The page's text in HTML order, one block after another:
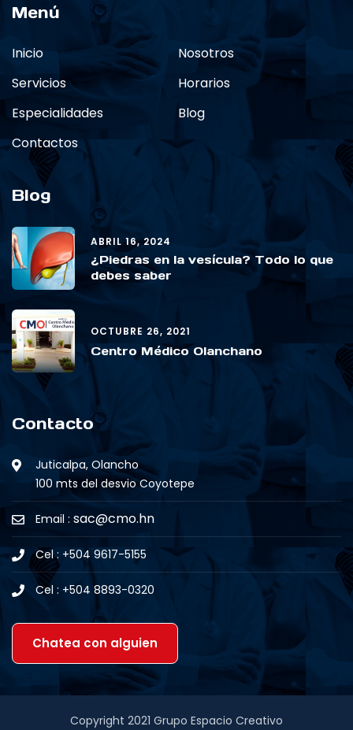
Menú
Inicio
Nosotros
Servicios
Horarios
Especialidades
Blog
Contactos
Blog
ABRIL 16, 2024
¿Piedras en la vesícula? Todo lo que
debes saber
OCTUBRE 26, 2021
Centro Médico Olanchano
Contacto
Juticalpa, Olancho
100 mts del desvio Coyotepe
Email : sac@cmo.hn
Cel : +504 9617-5155
Cel : +504 8893-0320
Chatea con alguien
Copyright 2021 Grupo Espacio Creativo